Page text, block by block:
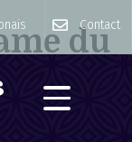
Contact
du